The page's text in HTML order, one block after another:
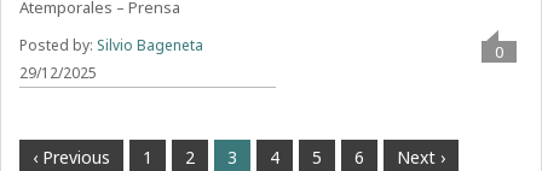
Atemporales – Prensa
Posted by: Silvio Bageneta
29/12/2025
0
‹ Previous 1 2 3 4 5 6 Next ›